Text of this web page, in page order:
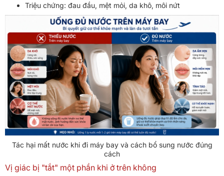
Triệu chứng: đau đầu, mệt mỏi, da khô, môi nứt
Tác hại mất nước khi đi máy bay và cách bổ sung nước đúng
cách
Vị giác bị "tắt" một phần khi ở trên không